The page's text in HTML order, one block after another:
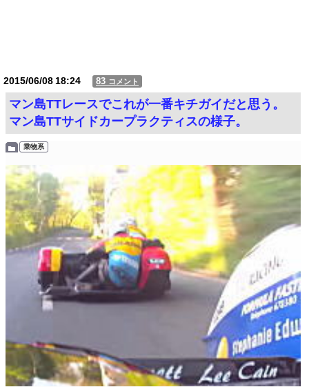
2015/06/0818:24 83 コメント
マン島TTレースでこれが一番キチガイだと思う。
マン島TTサイドカープラクティスの様子。
乗物系